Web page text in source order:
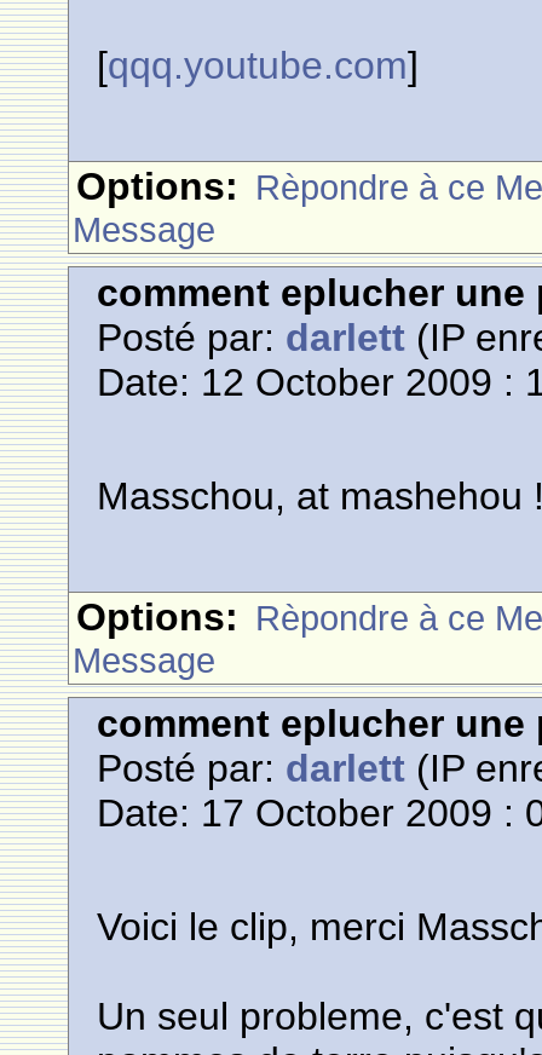
[qqq.youtube.com]
Options: Rèpondre à ce
Message
comment eplucher une
Posté par: darlett (IP
Date: 12 October 2009 :
Masschou, at
Options: Rèpondre à ce
Message
comment eplucher une
Posté par: darlett (IP
Date: 17 October 2009 :
Voici le clip, merci
Un seul probleme, c'est